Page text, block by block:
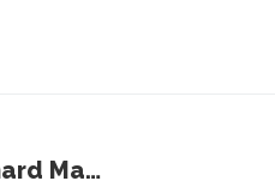
Decebal Leonard Marin